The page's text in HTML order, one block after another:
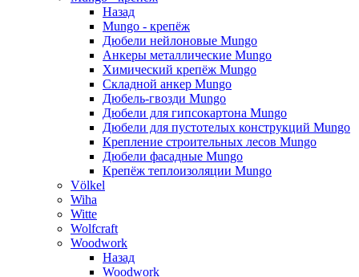
Назад
Mungo - крепёж
Дюбели нейлоновые Mungo
Анкеры металлические Mungo
Химический крепёж Mungo
Складной анкер Mungo
Дюбель-гвозди Mungo
Дюбели для гипсокартона Mungo
Дюбели для пустотелых конструкций Mungo
Крепление строительных лесов Mungo
Дюбели фасадные Mungo
Крепёж теплоизоляции Mungo
Völkel
Wiha
Witte
Wolfcraft
Woodwork
Назад
Woodwork